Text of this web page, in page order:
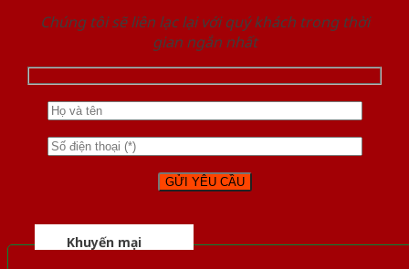
Chúng tôi sẽ liên lạc lại với quý khách trong thời
gian ngắn nhất
Khuyến mại